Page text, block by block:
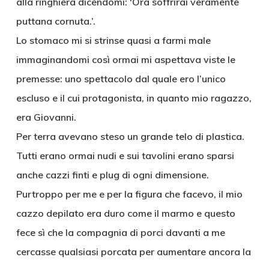
puttana cornuta.’.
Lo stomaco mi si strinse quasi a farmi male
immaginandomi così ormai mi aspettava viste le
premesse: uno spettacolo dal quale ero l’unico
escluso e il cui protagonista, in quanto mio ragazzo,
era Giovanni.
Per terra avevano steso un grande telo di plastica.
Tutti erano ormai nudi e sui tavolini erano sparsi
anche cazzi finti e plug di ogni dimensione.
Purtroppo per me e per la figura che facevo, il mio
cazzo depilato era duro come il marmo e questo
fece sì che la compagnia di porci davanti a me
cercasse qualsiasi porcata per aumentare ancora la